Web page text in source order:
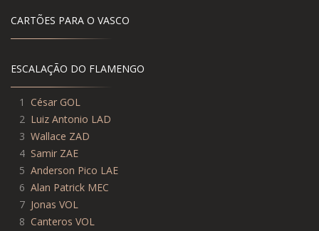
CARTÕES PARA O VASCO
ESCALAÇÃO DO FLAMENGO
1
César GOL
2 Luiz Antonio LAD
3 Wallace ZAD
4 Samir ZAE
5 Anderson Pico LAE
6 Alan Patrick MEC
7 Jonas VOL
8 Canteros VOL